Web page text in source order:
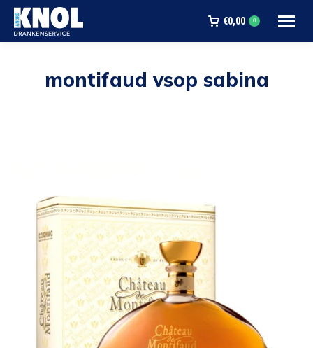
€0,00 0
montifaud vsop sabina